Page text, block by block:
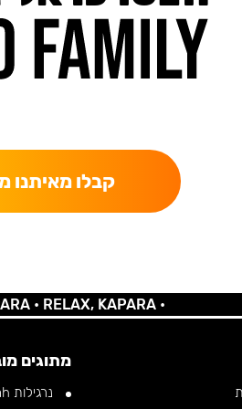
קבלו מאיתנו
RELAX, KAPARA •
מתוגים
נרגילות Alpha Hookah